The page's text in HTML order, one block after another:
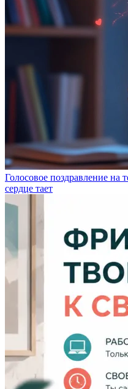
Голосовое поздравление на
сердце тает